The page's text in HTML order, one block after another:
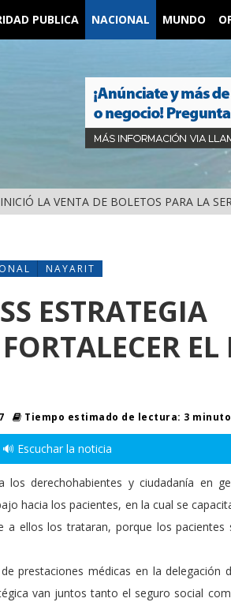
PUBLICA NACIONAL MUNDO
LA VENTA DE BOLETOS PARA LA
NAYARIT
ESTRATEGIA
EL
Tiempo estimado de lectura: 3
🔊 Escuchar la noticia
derechohabientes y ciudadanía en
hacia los pacientes, en la cual se
ellos los trataran, porque los pacientes
prestaciones médicas en la delegación
van juntos tanto el seguro social